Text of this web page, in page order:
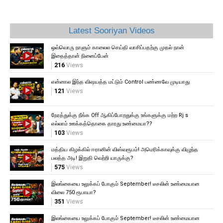
Latest Sooriyan Videos
ஒவ்வொரு நாளும் காலைல செய்தி வாசிப்பதற்கு முதல் நான்
இதைத்தான் நினைப்பேன்
216Views
என்னால இந்த விஷயத்த மட்டும் Control பண்ணவே முடியாது
121 Views
நேரத்துக்கு நீங்க Off ஆகிப்போறதுக்கு உங்களுக்கு மற்ற Rj s
எல்லாம் ஊக்கத்தொகை தாரது உண்மையா??
103Views
மத்திய கிழக்கில் ஈரானின் விஸ்வரூபம்! அமெரிக்காவுக்கு விழுந்த
பலத்த அடி! இறுதி வெற்றி யாருக்கு?
575Views
இலங்கையை உலுக்கப் போகும் September! டீசலின் உண்மையான
விலை 750 ரூபாயா?
351 Views
இலங்கையை உலுக்கப் போகும் September! டீசலின் உண்மையான